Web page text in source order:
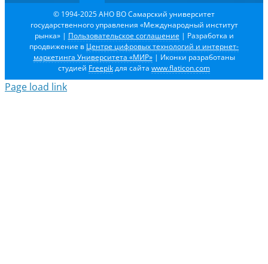
© 1994-2025 АНО ВО Самарский университет
государственного управления «Международный институт
рынка» | Пользовательское соглашение | Разработка и
продвижение в Центре цифровых технологий и интернет-
маркетинга Университета «МИР»| Иконки разработаны
студией Freepikдля сайта www.flaticon.com
Page load link